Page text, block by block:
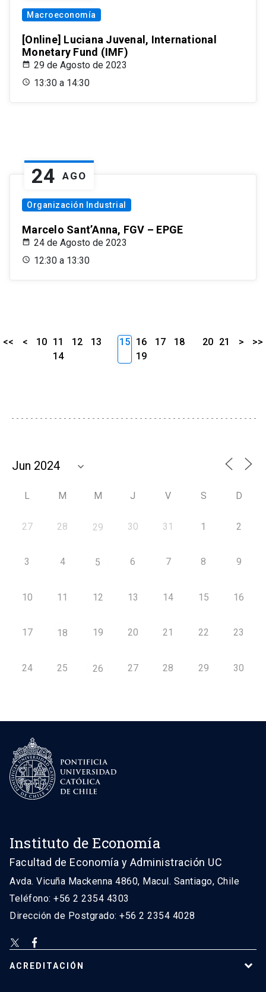
Macroeconomía
[Online] Luciana Juvenal, International
Monetary Fund (IMF)
29 de Agosto de 2023
13:30 a 14:30
24 AGO
Organización Industrial
Marcelo Sant’Anna, FGV – EPGE
24 de Agosto de 2023
12:30 a 13:30
<< < 10 11 12
13
14
15 16 17
18
19
20 21 > >>
L M M J V S D
27 28 29 30 31 1 2
3 4 5 6 7 8 9
10 11 12 13 14 15 16
17 18 19 20 21 22 23
24 25 26 27 28 29 30
Instituto de Economía
Facultad de Economía y Administración UC
Avda. Vicuña Mackenna 4860, Macul. Santiago, Chile
Teléfono: +56 2 2354 4303
Dirección de Postgrado: +56 2 2354 4028
ACREDITACIÓN